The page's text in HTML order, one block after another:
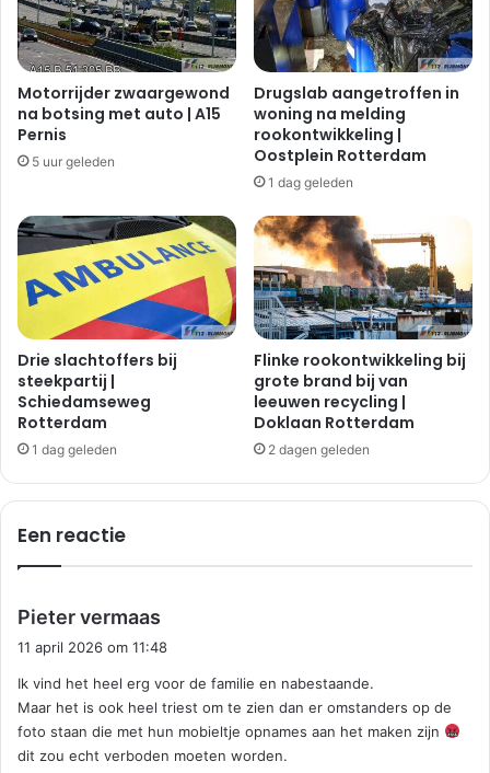
Motorrijder zwaargewond
na botsing met auto | A15
Pernis
5 uur geleden
Drugslab aangetroffen in
woning na melding
rookontwikkeling |
Oostplein Rotterdam
1 dag geleden
Drie slachtoffers bij
steekpartij |
Schiedamseweg
Rotterdam
1 dag geleden
Flinke rookontwikkeling bij
grote brand bij van
leeuwen recycling |
Doklaan Rotterdam
2 dagen geleden
Een reactie
Pieter vermaas
r
e
e
f
11 april 2026 om 11:48
Ik vind het heel erg voor de familie en nabestaande.
Maar het is ook heel triest om te zien dan er omstanders op de
foto staan die met hun mobieltje opnames aan het maken zijn
dit zou echt verboden moeten worden.